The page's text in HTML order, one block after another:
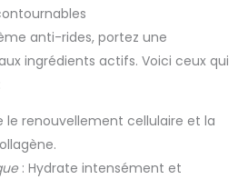
anti-rides, portez une
ingrédients actifs. Voici ceux qui
le renouvellement cellulaire et la
: Hydrate intensément et